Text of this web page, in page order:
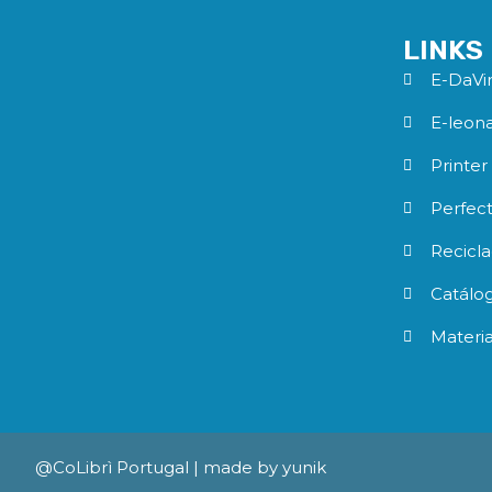
LINKS
E-
E-
Printer
@CoLibrì Portugal | made by yunik